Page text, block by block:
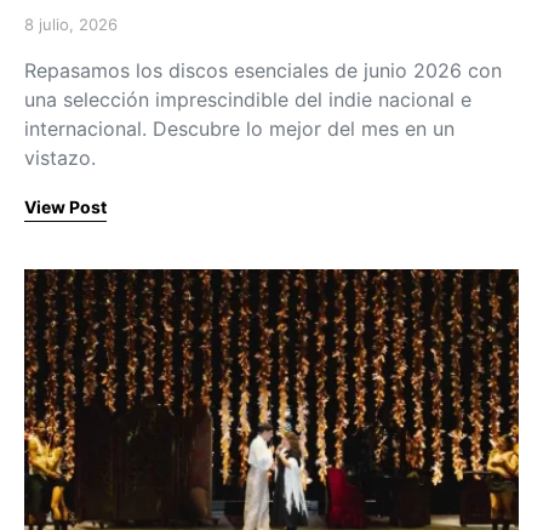
Posted on
8 julio, 2026
Repasamos los discos esenciales de junio 2026 con
una selección imprescindible del indie nacional e
internacional. Descubre lo mejor del mes en un
vistazo.
View Post